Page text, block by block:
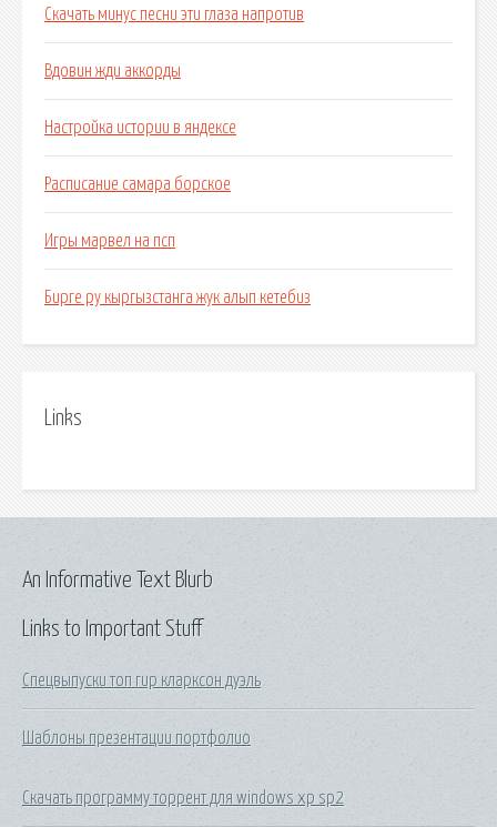
Скачать минус песни эти глаза напротив
Вдовин жди аккорды
Настройка истории в яндексе
Расписание самара борское
Игры марвел на псп
Бирге ру кыргызстанга жук алып кетебиз
Links
Links to Important Stuff
Спецвыпуски топ гир кларксон дуэль
Шаблоны презентации портфолио
Скачать программу торрент для windows xp sp2
An Informative Text Blurb